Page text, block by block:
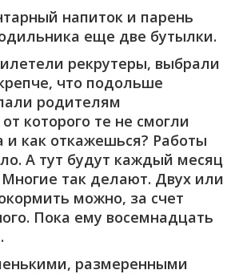
напиток и парень
еще две бутылки.
рекрутеры, выбрали
что подольше
родителям
которого те не смогли
и как откажешься? Работы
А тут будут каждый месяц
так делают. Двух или
можно, за счет
Пока ему восемнадцать
размеренными